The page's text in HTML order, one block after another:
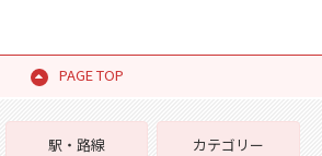
PAGE TOP
駅・路線
カテゴリー